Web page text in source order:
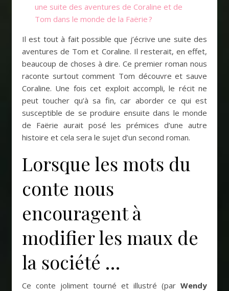
une suite des aventures de Coraline et de
Tom dans le monde de la Faërie ?
Il est tout à fait possible que j’écrive une suite des
aventures de Tom et Coraline. Il resterait, en effet,
beaucoup de choses à dire. Ce premier roman nous
raconte surtout comment Tom découvre et sauve
Coraline. Une fois cet exploit accompli, le récit ne
peut toucher qu’à sa fin, car aborder ce qui est
susceptible de se produire ensuite dans le monde
de Faërie aurait posé les prémices d’une autre
histoire et cela sera le sujet d’un second roman.
Lorsque les mots du
conte nous
encouragent à
modifier les maux de
la société …
Ce conte joliment tourné et illustré (par Wendy